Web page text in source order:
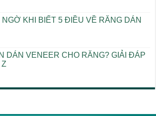
NGỜ KHI BIẾT 5 ĐIỀU VỀ RĂNG DÁN
DÁN VENEER CHO RĂNG? GIẢI ĐÁP